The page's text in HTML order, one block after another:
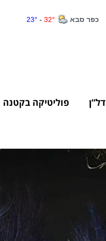
פוליטיקה בקטנה